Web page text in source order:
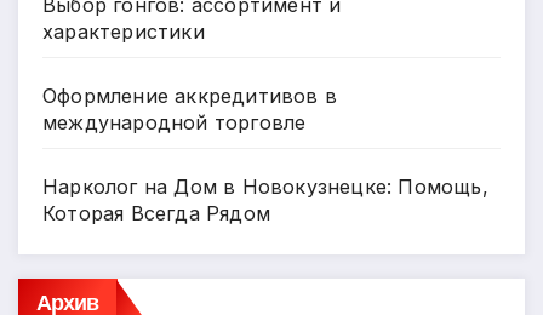
Выбор гонгов: ассортимент и
характеристики
Оформление аккредитивов в
международной торговле
Нарколог на Дом в Новокузнецке: Помощь,
Которая Всегда Рядом
Архив